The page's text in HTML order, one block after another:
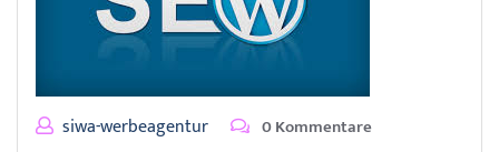
siwa-werbeagentur 0 Kommentare